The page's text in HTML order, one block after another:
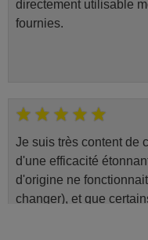
directement utilisable
fournies.
Je suis très content de
d'une efficacité
d'origine ne
changer), et que
K7-DVD étaient